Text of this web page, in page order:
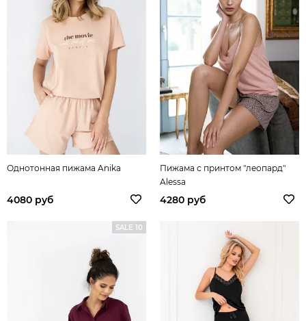
Однотонная пижама Anika
4080 руб
Пижама с принтом "леопард"
Alessa
4280 руб
SALE 10